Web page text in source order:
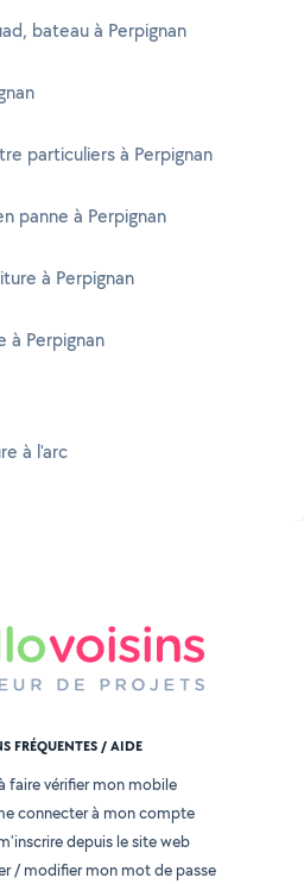
bateau à Perpignan
particuliers à Perpignan
panne à Perpignan
à Perpignan
à Perpignan
à l'arc
FRÉQUENTES / AIDE
faire vérifier mon mobile
connecter à mon compte
depuis le site web
/ modifier mon mot de passe